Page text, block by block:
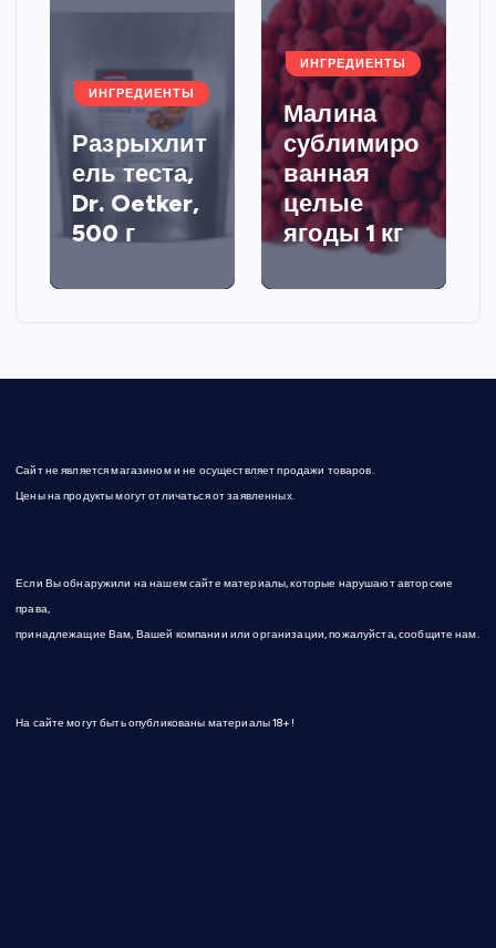
ИНГРЕДИЕНТЫ
Разрыхлит
ель теста,
Dr. Oetker,
500 г
ИНГРЕДИЕНТЫ
Малина
сублимиро
ванная
целые
ягоды 1 кг
Сайт не является магазином и не осуществляет продажи товаров.
Цены на продукты могут отличаться от заявленных.
Если Вы обнаружили на нашем сайте материалы, которые нарушают авторские
права,
принадлежащие Вам, Вашей компании или организации, пожалуйста, сообщите нам.
На сайте могут быть опубликованы материалы 18+!